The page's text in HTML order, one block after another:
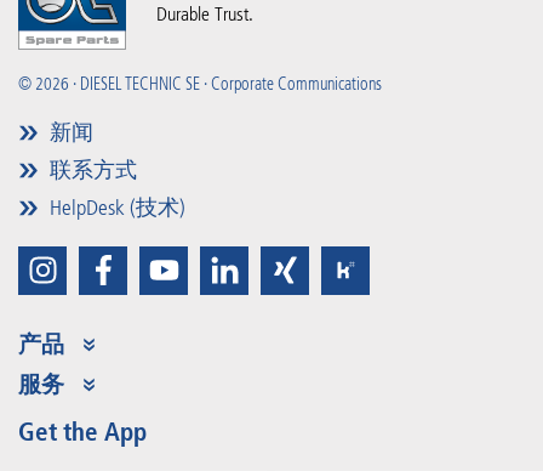
Durable Trust.
© 2026 · DIESEL TECHNIC SE · Corporate Communications
新闻
联系方式
HelpDesk (技术)
产品
Product Range
Partner Portal
Product Promotions
服务
优势
Premium Shop
Get the App